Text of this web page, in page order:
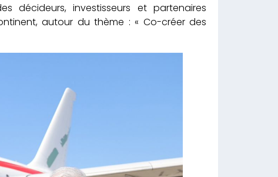
décideurs, investisseurs et partenaires
autour du thème : « Co-créer des